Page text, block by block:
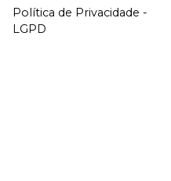
Política de Privacidade -
LGPD